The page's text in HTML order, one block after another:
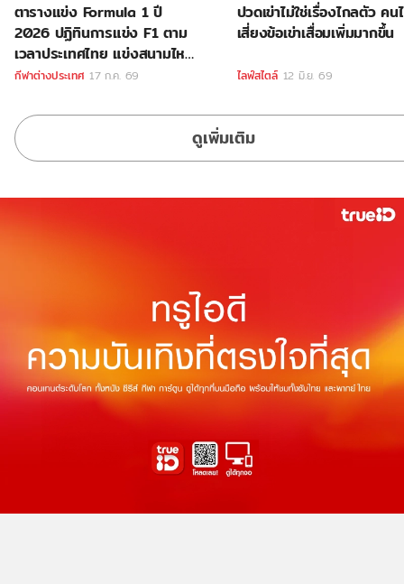
ตารางแข่ง Formula 1 ปี
2026 ปฏิทินการแข่ง F1 ตาม
เวลาประเทศไทย แข่งสนามไหน
ลิงค์ดูสด F1
กีฬาต่างประเทศ 17 ก.ค. 69
ปวดเข่าไม่ใช่เรื่องไกลตัว คน
เสี่ยงข้อเข่าเสื่อมเพิ่มมากขึ้น
ไลฟ์สไตล์ 12 มิ.ย. 69
ดูเพิ่มเติม